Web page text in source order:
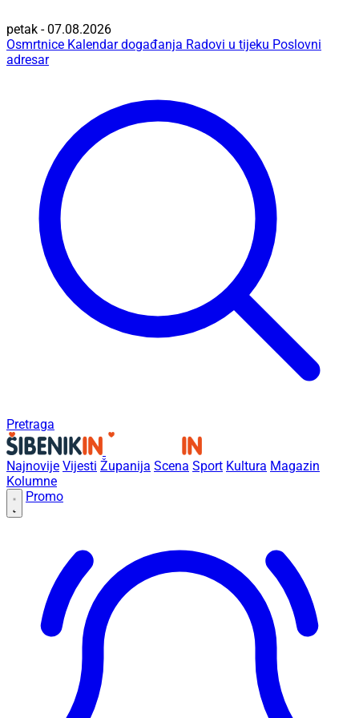
petak - 07.08.2026
Osmrtnice Kalendar događanja Radovi u tijeku Poslovni
adresar
Pretraga
Najnovije Vijesti Županija Scena Sport Kultura Magazin
Kolumne
Promo